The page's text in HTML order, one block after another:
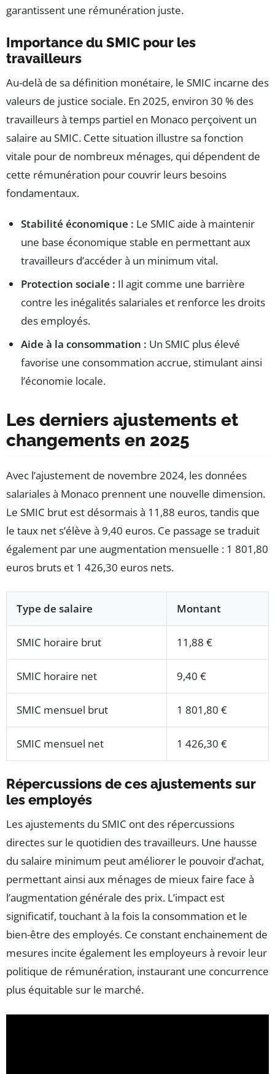
garantissent une rémunération juste.
Importance du SMIC pour les
travailleurs
Au-delà de sa définition monétaire, le SMIC incarne des
valeurs de justice sociale. En 2025, environ 30 % des
travailleurs à temps partiel en Monaco perçoivent un
salaire au SMIC. Cette situation illustre sa fonction
vitale pour de nombreux ménages, qui dépendent de
cette rémunération pour couvrir leurs besoins
fondamentaux.
Stabilité économique : Le SMIC aide à maintenir
une base économique stable en permettant aux
travailleurs d’accéder à un minimum vital.
Protection sociale : Il agit comme une barrière
contre les inégalités salariales et renforce les droits
des employés.
Aide à la consommation : Un SMIC plus élevé
favorise une consommation accrue, stimulant ainsi
l’économie locale.
Les derniers ajustements et
changements en 2025
Avec l’ajustement de novembre 2024, les données
salariales à Monaco prennent une nouvelle dimension.
Le SMIC brut est désormais à 11,88 euros, tandis que
le taux net s’élève à 9,40 euros. Ce passage se traduit
également par une augmentation mensuelle : 1 801,80
euros bruts et 1 426,30 euros nets.
Type de salaire Montant
SMIC horaire brut 11,88 €
SMIC horaire net 9,40 €
SMIC mensuel brut 1 801,80 €
SMIC mensuel net 1 426,30 €
Répercussions de ces ajustements sur
les employés
Les ajustements du SMIC ont des répercussions
directes sur le quotidien des travailleurs. Une hausse
du salaire minimum peut améliorer le pouvoir d’achat,
permettant ainsi aux ménages de mieux faire face à
l’augmentation générale des prix. L’impact est
significatif, touchant à la fois la consommation et le
bien-être des employés. Ce constant enchainement de
mesures incite également les employeurs à revoir leur
politique de rémunération, instaurant une concurrence
plus équitable sur le marché.